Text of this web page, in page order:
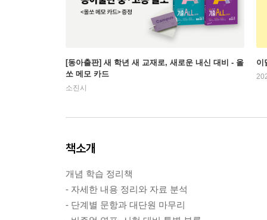
[동아출판] 새 학년 새 교재로, 새로운 내신 대비 - 올
쏘 메모 카드
소진시
이
책소개
개념 학습 정리책
- 자세한 내용 정리와 자료 분석
- 단계별 문항과 대단원 마무리